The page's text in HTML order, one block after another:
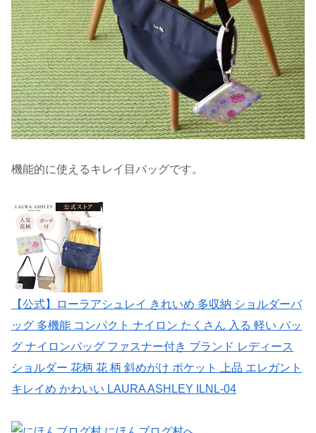
機能的に使えるキレイ目バッグです。
【公式】ローラアシュレイ きれいめ 多収納 ショルダーバ
ッグ 多機能 コンパクト ナイロン たくさん 入る 軽い バッ
グ ナイロンバッグ ファスナー付き ブランド レディース
ショルダー 花柄 花 柄 斜めがけ ポケット 上品 エレガント
キレイめ かわいい LAURA ASHLEY ILNL-04